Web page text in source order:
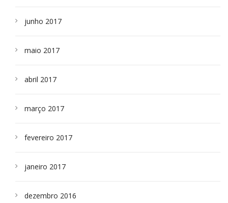
junho 2017
maio 2017
abril 2017
março 2017
fevereiro 2017
janeiro 2017
dezembro 2016